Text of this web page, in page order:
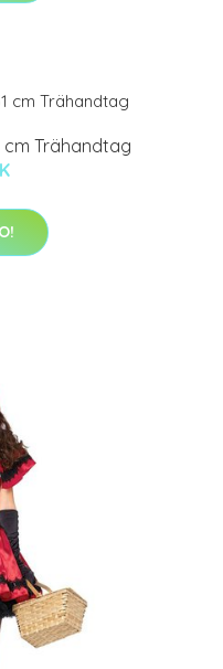
cm Trähandtag